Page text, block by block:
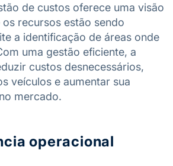
de custos oferece uma visão
recursos estão sendo
a identificação de áreas onde
uma gestão eficiente, a
custos desnecessários,
veículos e aumentar sua
mercado.
operacional